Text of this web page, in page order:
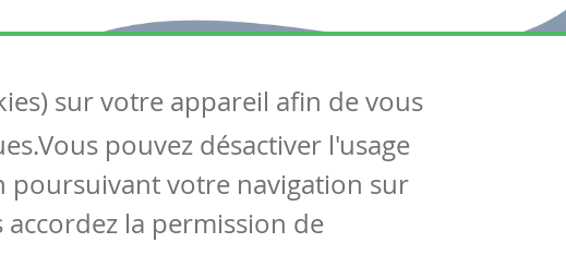
Suivez-nous
Contactez-nous
Soutien scolaire
sur votre appareil afin de vous
pouvez désactiver l'usage
poursuivant votre navigation sur
la permission de